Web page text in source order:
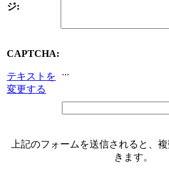
ジ:
CAPTCHA:
テキストを
変更する
...
上記のフォームを送信されると、
きます。